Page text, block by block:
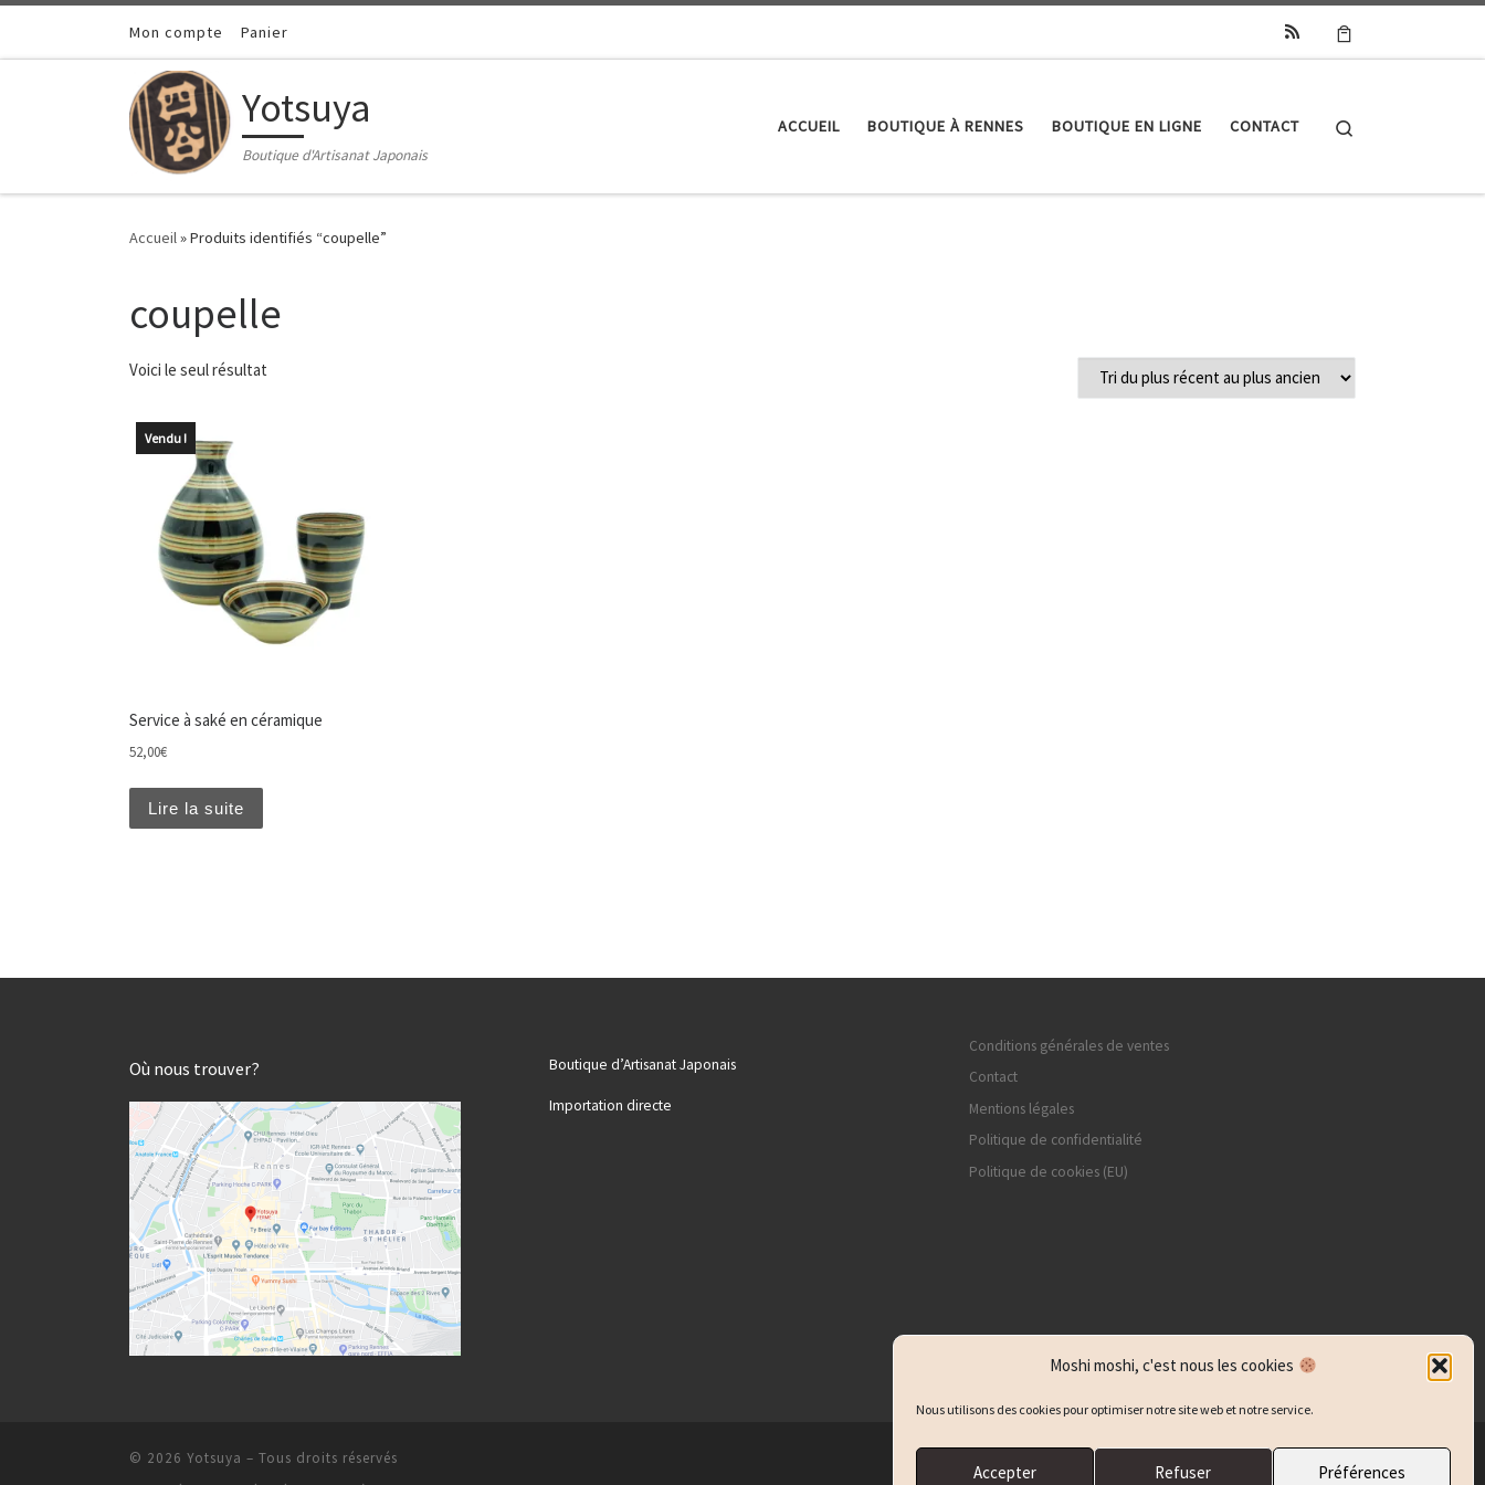
Moshi moshi, c'est nous les cookies
Nous utilisons des cookies pour optimiser notre site web et notre service.
Accepter Refuser Préférences
Passer au contenuMon compte Panier
Yotsuya
Boutique d'Artisanat Japonais
ACCUEIL BOUTIQUE À RENNES BOUTIQUE EN LIGNE CONTACT
Accueil»Produits identifiés “coupelle”
coupelle
Voici le seul résultat
Vendu !
Service à saké en céramique
52,00€
Lire la suite
Où nous trouver? Boutique d’Artisanat Japonais
Importation directe
Conditions générales de ventes
Contact
Mentions légales
Politique de confidentialité
Politique de cookies (EU)
© 2026 Yotsuya – Tous droits réservés